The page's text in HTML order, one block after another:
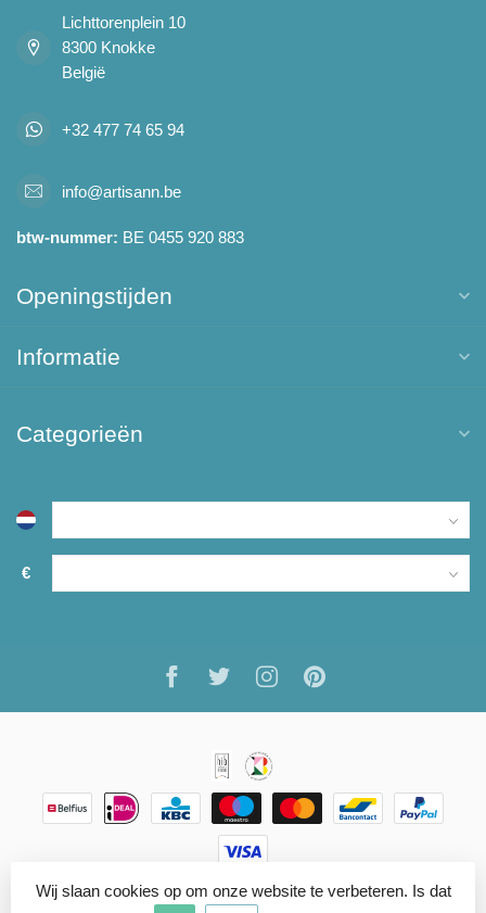
Lichttorenplein 10
8300 Knokke
België
+32 477 74 65 94
info@artisann.be
btw-nummer: BE 0455 920 883
Openingstijden
Informatie
Categorieën
€
© Copyright 2026 ARTISANN - Powered byLightspeed -
Wij slaan cookies op om onze website te verbeteren. Is dat